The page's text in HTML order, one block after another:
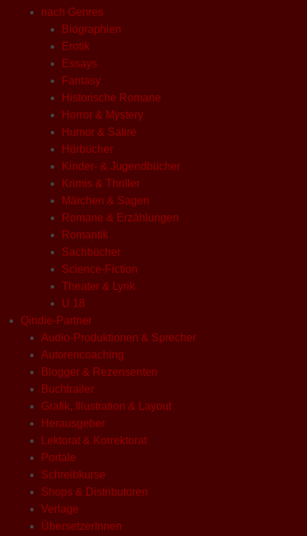
nach Genres
Biographien
Erotik
Essays
Fantasy
Historische Romane
Horror & Mystery
Humor & Satire
Hörbücher
Kinder- & Jugendbücher
Krimis & Thriller
Märchen & Sagen
Romane & Erzählungen
Romantik
Sachbücher
Science-Fiction
Theater & Lyrik
U 18
Qindie-Partner
Audio-Produktionen & Sprecher
Autorencoaching
Blogger & Rezensenten
Buchtrailer
Grafik, Illustration & Layout
Herausgeber
Lektorat & Korrektorat
Portale
Schreibkurse
Shops & Distributoren
Verlage
ÜbersetzerInnen